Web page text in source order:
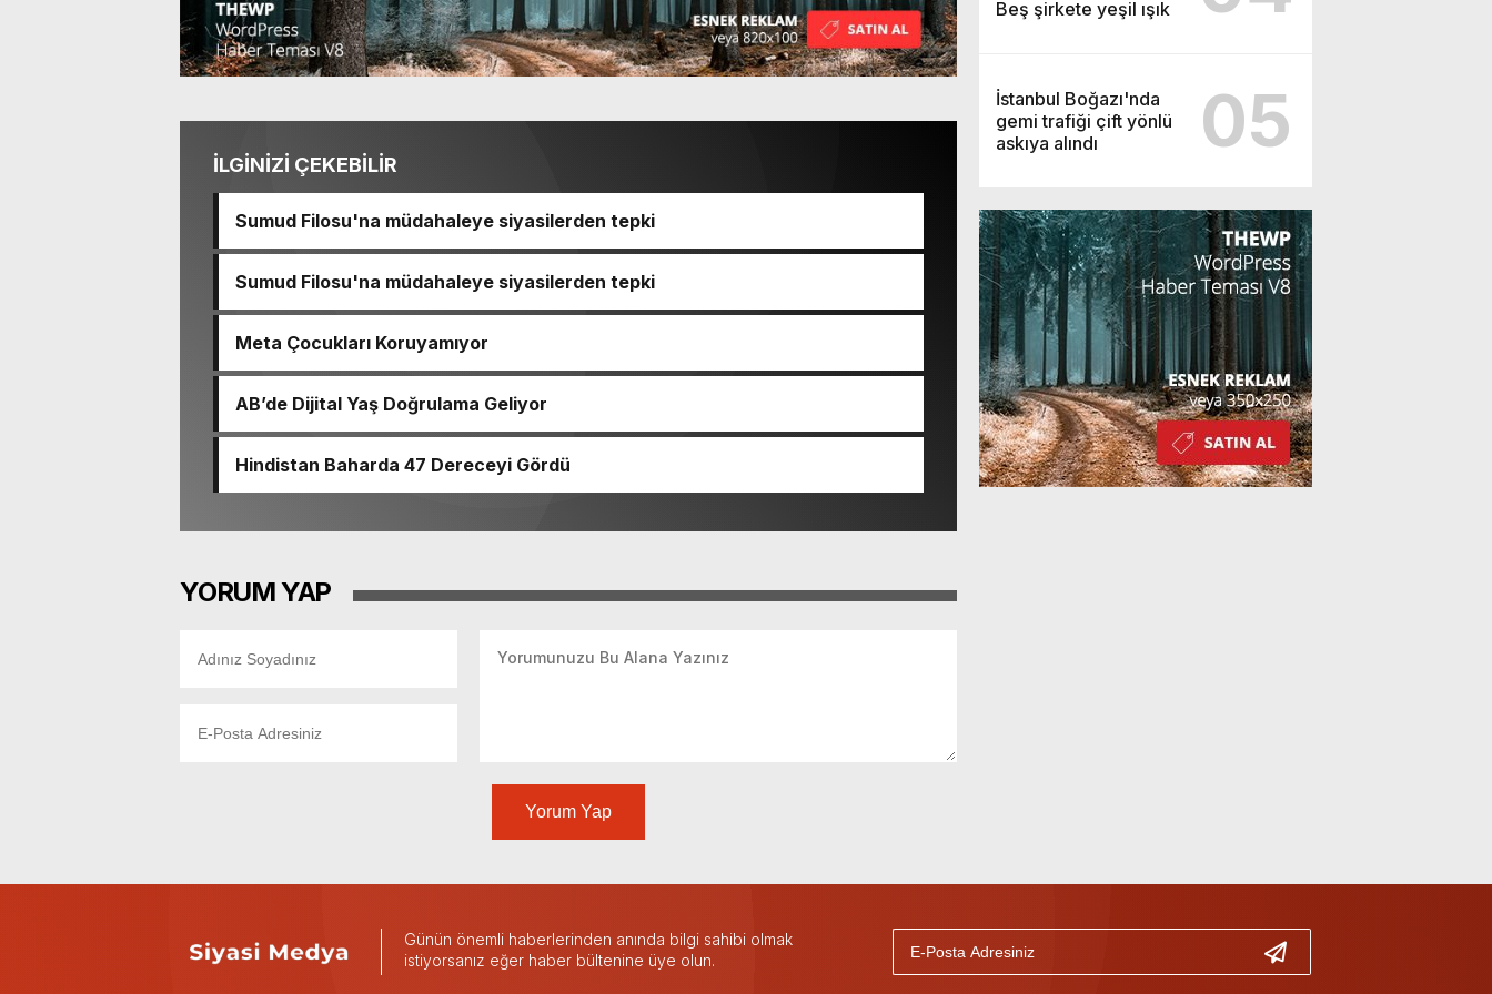
Beş şirkete yeşil ışık
İstanbul Boğazı'nda
gemi trafiği çift yönlü
askıya alındı
05
İLGİNİZİ ÇEKEBİLİR
Sumud Filosu'na müdahaleye siyasilerden tepki
Sumud Filosu'na müdahaleye siyasilerden tepki
Meta Çocukları Koruyamıyor
AB’de Dijital Yaş Doğrulama Geliyor
Hindistan Baharda 47 Dereceyi Gördü
YORUM YAP
Yorum Yap
Günün önemli haberlerinden anında bilgi sahibi olmak
istiyorsanız eğer haber bültenine üye olun.